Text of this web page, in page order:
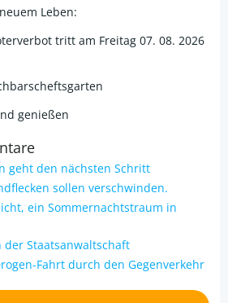
Leben:
tritt am Freitag 07. 08. 2026
genießen
geht den nächsten Schritt
sollen verschwinden.
ein Sommernachtstraum in
der Staatsanwaltschaft
Fahrt durch den Gegenverkehr